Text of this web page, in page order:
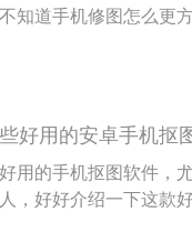
知道手机修图怎么更
好用的安卓手机抠
用的手机抠图软件，
，好好介绍一下这款